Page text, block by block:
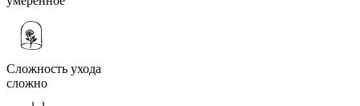
Сложность ухода
сложно